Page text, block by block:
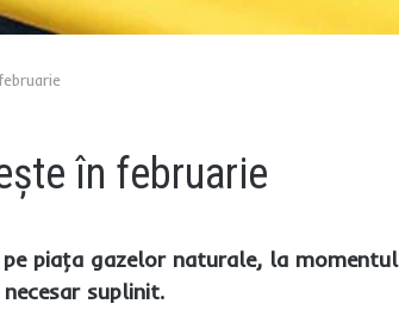
în februarie
piaţa gazelor naturale, la momentul
suplinit.